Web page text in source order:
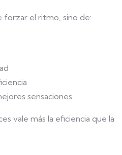
forzar el ritmo, sino de:
sensaciones
vale más la eficiencia que la